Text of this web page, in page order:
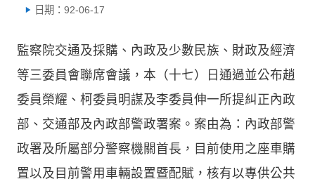
日期：92-06-17
監察院交通及採購、內政及少數民族、財政及經濟
等三委員會聯席會議，本（十七）日通過並公布趙
委員榮耀、柯委員明謀及李委員伸一所提糾正內政
部、交通部及內政部警政署案。案由為：內政部警
政署及所屬部分警察機關首長，目前使用之座車購
置以及目前警用車輛設置暨配賦，核有以專供公共